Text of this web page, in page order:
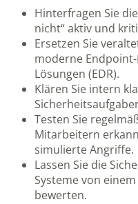
Hinterfragen Sie
nicht“ aktiv und
Ersetzen Sie
moderne
Lösungen (EDR).
Klären Sie intern
Testen Sie
Mitarbeitern
simulierte Angriffe.
Lassen Sie die
Systeme von
bewerten.